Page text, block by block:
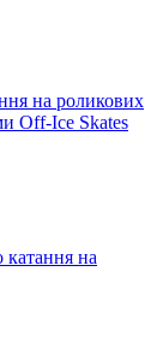
на роликових
Off-Ice Skates
катання на